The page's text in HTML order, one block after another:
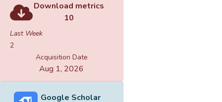
Download metrics
10
Last Week
2
Acquisition Date
Aug 1, 2026
Google Scholar